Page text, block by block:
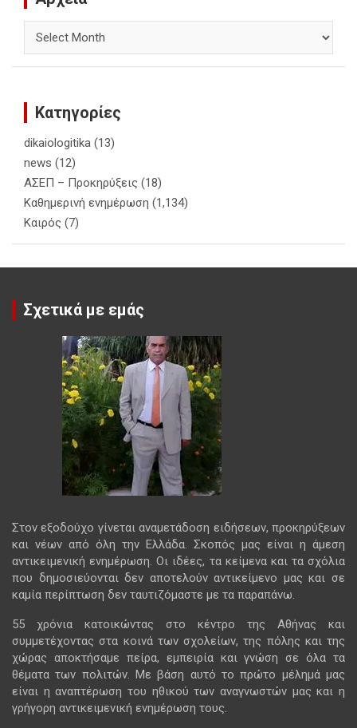
Κατηγορίες
dikaiologitika (13)
news (12)
ΑΣΕΠ – Προκηρύξεις (18)
Καθημερινή ενημέρωση (1,134)
Καιρός (7)
Σχετικά με εμάς
Στον εξοδούχο γίνεται αναμετάδοση ειδήσεων, προκηρύξεων
και νέων από όλη την Ελλάδα. Σκοπός μας είναι η άμεση
αντικειμενική ενημέρωση. Οι ιδέες, τα κείμενα και τα σχόλια
που δημοσιεύονται δεν αποτελούν αντικείμενο μας και σε
καμία περίπτωση δεν ταυτιζόμαστε με τα παραπάνω.
55 χρόνια κατοικώντας στο κέντρο της Αθήνας και
συμμετέχοντας στα κοινά των σχολείων, της πόλης και της
χώρας αποκτήσαμε πείρα, εμπειρία και γνώση σε όλα τα
θέματα των πολιτών. Με βάση αυτό το πρώτο μέλημά μας
είναι η αναπτέρωση του ηθικού των αναγνωστών μας και η
γρήγορη αντικειμενική ενημέρωση τους.